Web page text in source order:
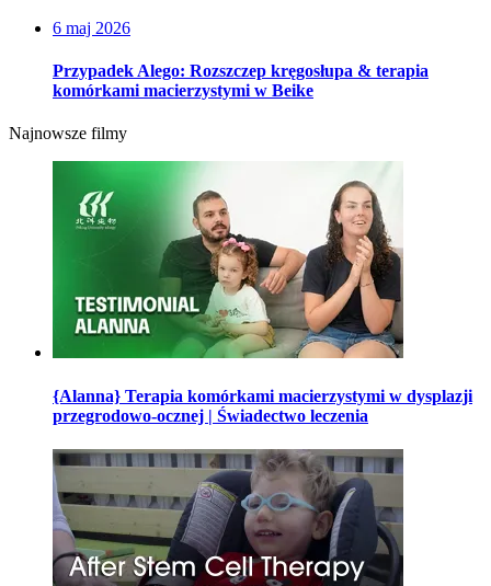
6 maj 2026
Przypadek Alego: Rozszczep kręgosłupa & terapia
komórkami macierzystymi w Beike
Najnowsze filmy
{Alanna} Terapia komórkami macierzystymi w dysplazji
przegrodowo-ocznej | Świadectwo leczenia